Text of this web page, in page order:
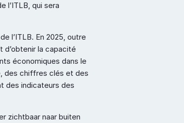
l’ITLB, qui sera
l’ITLB. En 2025, outre
la capacité
économiques dans le
des chiffres clés et des
des indicateurs des
zichtbaar naar buiten